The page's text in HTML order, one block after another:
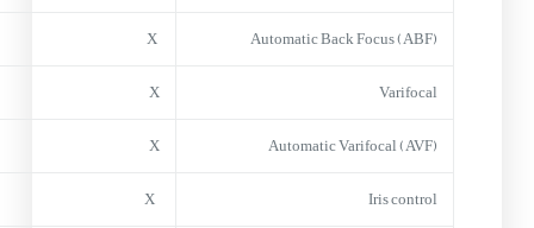
Automatic Back Focus (ABF)
Varifocal
X
Automatic Varifocal (AVF)
X
Iris control